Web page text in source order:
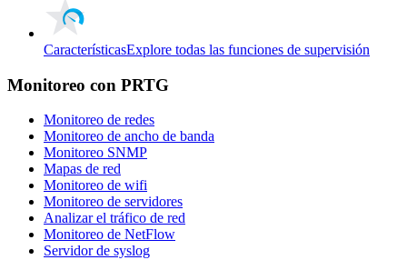
CaracterísticasExplore todas las funciones de supervisión
Monitoreo con PRTG
Monitoreo de redes
Monitoreo de ancho de banda
Monitoreo SNMP
Mapas de red
Monitoreo de wifi
Monitoreo de servidores
Analizar el tráfico de red
Monitoreo de NetFlow
Servidor de syslog